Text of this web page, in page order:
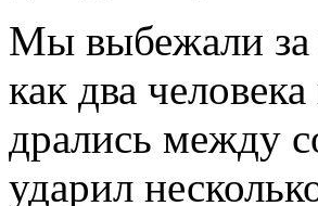
Мы выбежали за
как два
дрались между
ударил